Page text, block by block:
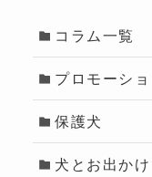
コラム一覧
プロモーショ
保護犬
犬とお出かけ